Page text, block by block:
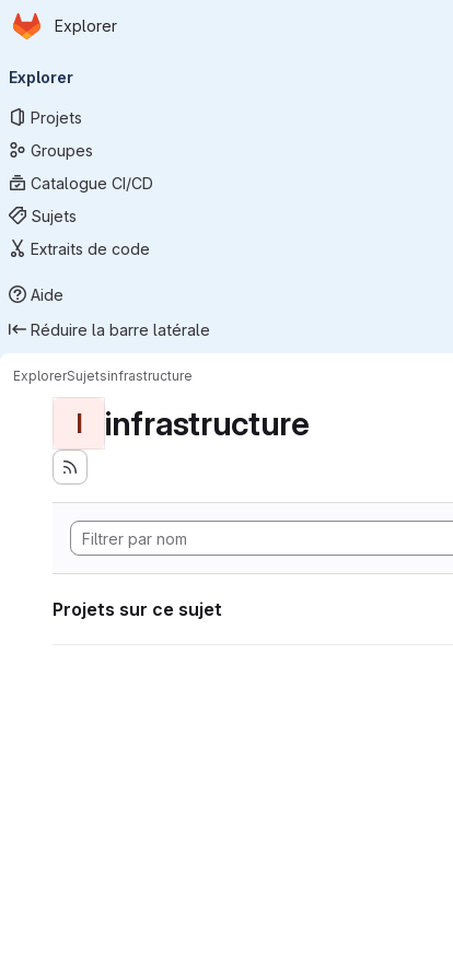
Passer au contenu principal
Page d'accueil
Explorer
principale
Explorer
Projets
Groupes
Catalogue CI/CD
Sujets
Extraits de code
Aide
Réduire la barre latérale
ExplorerSujetsinfrastructure
I infrastructure
Projets sur ce sujet